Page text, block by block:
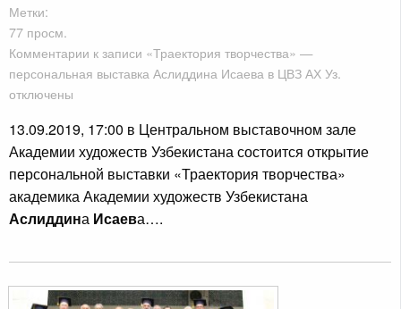
Метки:
77 просм.
Комментарии к записи «Траектория творчества» —
персональная выставка Аслиддина Исаева в ЦВЗ АХ Уз.
отключены
13.09.2019, 17:00 в Центральном выставочном зале
Академии художеств Узбекистана состоится открытие
персональной выставки «Траектория творчества»
академика Академии художеств Узбекистана
Аслиддина Исаева….